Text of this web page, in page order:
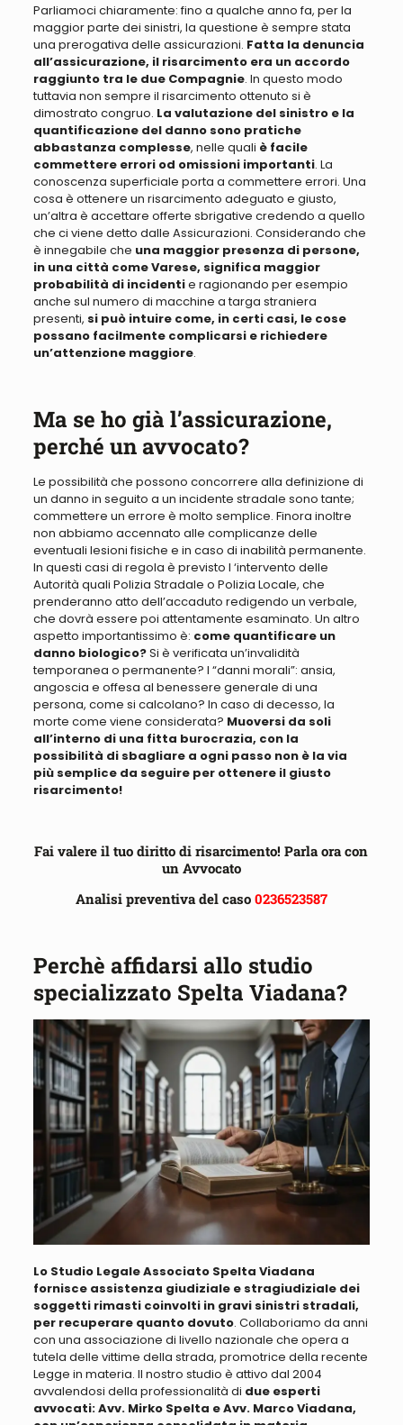
Parliamoci chiaramente: fino a qualche anno fa, per la
maggior parte dei sinistri, la questione è sempre stata
una prerogativa delle assicurazioni. Fatta la denuncia
all’assicurazione, il risarcimento era un accordo
raggiunto tra le due Compagnie. In questo modo
tuttavia non sempre il risarcimento ottenuto si è
dimostrato congruo. La valutazione del sinistro e la
quantificazione del danno sono pratiche
abbastanza complesse, nelle quali è facile
commettere errori od omissioni importanti. La
conoscenza superficiale porta a commettere errori. Una
cosa è ottenere un risarcimento adeguato e giusto,
un’altra è accettare offerte sbrigative credendo a quello
che ci viene detto dalle Assicurazioni. Considerando che
è innegabile che una maggior presenza di persone,
in una città come Varese, significa maggior
probabilità di incidentie ragionando per esempio
anche sul numero di macchine a targa straniera
presenti, si può intuire come, in certi casi, le cose
possano facilmente complicarsi e richiedere
un’attenzione maggiore.
Ma se ho già l’assicurazione,
perché un avvocato?
Le possibilità che possono concorrere alla definizione di
un danno in seguito a un incidente stradale sono tante;
commettere un errore è molto semplice. Finora inoltre
non abbiamo accennato alle complicanze delle
eventuali lesioni fisiche e in caso di inabilità permanente.
In questi casi di regola è previsto l ‘intervento delle
Autorità quali Polizia Stradale o Polizia Locale, che
prenderanno atto dell’accaduto redigendo un verbale,
che dovrà essere poi attentamente esaminato. Un altro
aspetto importantissimo è: come quantificare un
danno biologico?Si è verificata un’invalidità
temporanea o permanente? I “danni morali”: ansia,
angoscia e offesa al benessere generale di una
persona, come si calcolano? In caso di decesso, la
morte come viene considerata? Muoversi da soli
all’interno di una fitta burocrazia, con la
possibilità di sbagliare a ogni passo non è la via
più semplice da seguire per ottenere il giusto
risarcimento!
Fai valere il tuo diritto di risarcimento!Parla ora con
un Avvocato
Analisi preventiva del caso 0236523587
Perchè affidarsi allo studio
specializzato Spelta Viadana?
Lo Studio Legale Associato Spelta Viadana
fornisce assistenza giudiziale e stragiudiziale dei
soggetti rimasti coinvolti in gravi sinistri stradali,
per recuperare quanto dovuto. Collaboriamo da anni
con una associazione di livello nazionale che opera a
tutela delle vittime della strada, promotrice della recente
Legge in materia. Il nostro studio è attivo dal 2004
avvalendosi della professionalità di due esperti
avvocati: Avv. Mirko Spelta e Avv. Marco Viadana,